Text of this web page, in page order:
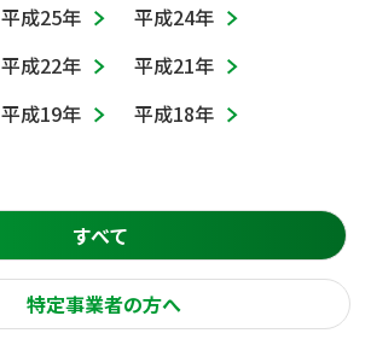
平成25年
平成24年
平成22年
平成21年
平成19年 平成18年
すべて
特定事業者の方へ